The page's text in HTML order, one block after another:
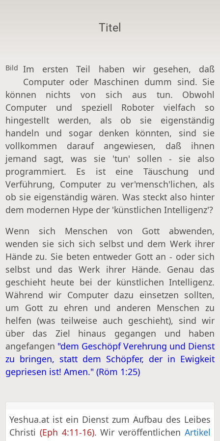
Titel
Bild Im ersten Teil haben wir gesehen, daß
Computer oder Maschinen dumm sind. Sie
können nichts von sich aus tun. Obwohl
Computer und speziell Roboter vielfach so
hingestellt werden, als ob sie eigenständig
handeln und sogar denken könnten, sind sie
vollkommen darauf angewiesen, daß ihnen
jemand sagt, was sie 'tun' sollen - sie also
programmiert. Es ist eine Täuschung und
Verführung, Computer zu ver'mensch'lichen, als
ob sie eigenständig wären. Was steckt also hinter
dem modernen Hype der 'künstlichen Intelligenz'?
Wenn sich Menschen von Gott abwenden,
wenden sie sich sich selbst und dem Werk ihrer
Hände zu. Sie beten entweder Gott an - oder sich
selbst und das Werk ihrer Hände. Genau das
geschieht heute bei der künstlichen Intelligenz.
Während wir Computer dazu einsetzen sollten,
um Gott zu ehren und anderen Menschen zu
helfen (was teilweise auch geschieht), sind wir
über das Ziel hinaus gegangen und haben
angefangen "dem Geschöpf Verehrung und Dienst
zu bringen, statt dem Schöpfer, der in Ewigkeit
gepriesen ist! Amen." (Röm 1:25)
Yeshua.at ist ein Dienst zum Aufbau des Leibes
Christi (Eph 4:11-16). Wir veröffentlichenArtikel